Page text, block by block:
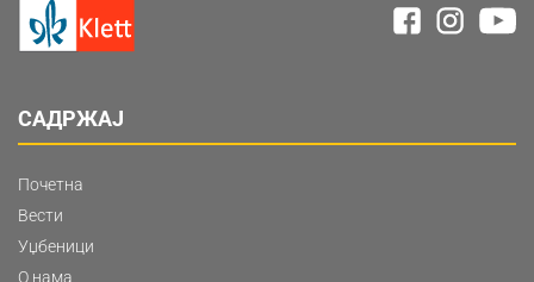
САДРЖАЈ
Почетна
Вести
Уџбеници
О нама